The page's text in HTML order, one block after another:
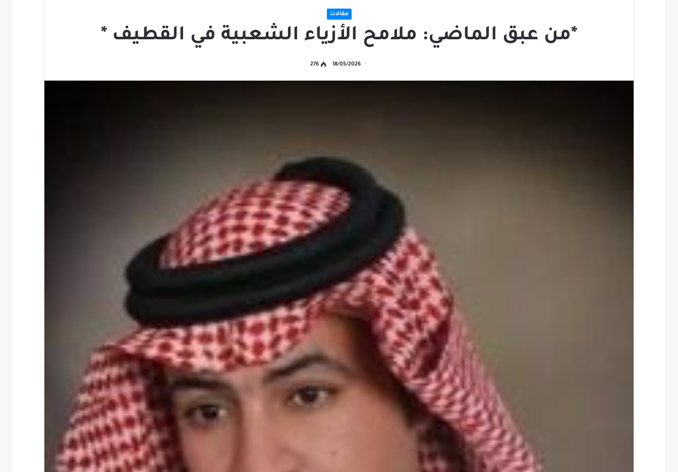
مقالات
*من عبق الماضي: ملامح الأزياء الشعبية في القطيف *
18/05/2026
276